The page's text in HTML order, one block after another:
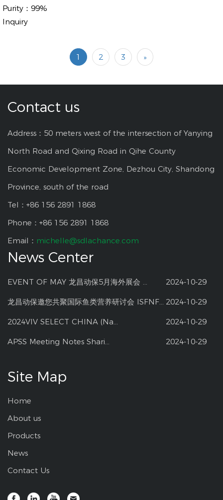
Purity： 99%
Inquiry
1 2 3 »
Contact us
Address：50 meters west of the intersection of Yanying
North Road and Qixing Road in Qihe County
Economic Development Zone, Dezhou City, Shandong
Province, south of the road
Tel：+86 156 2891 1868
Phone：+86 156 2891 1868
Email： michelle@sdlachance.com
News Center
EVENT OF MAY 龙昌动保5月海外展会 ... 2024-10-29
龙昌动保邀您共聚国际鱼类营养研讨会 ISFNF ... 2024-10-29
2024VIV SELECT CHINA (Na... 2024-10-29
APSS Meeting Notes Shari... 2024-10-29
Site Map
Home
About us
Products
News
Contact Us